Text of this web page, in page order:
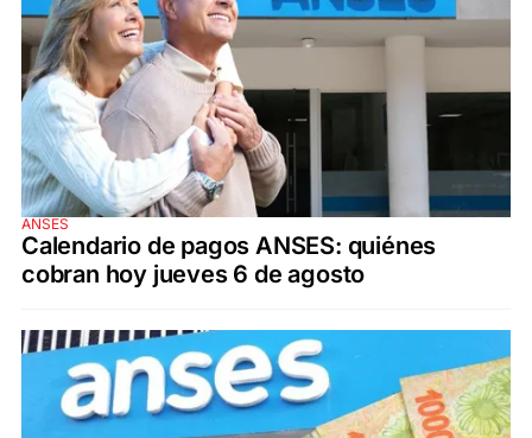
ANSES
Calendario de pagos ANSES: quiénes
cobran hoy jueves 6 de agosto